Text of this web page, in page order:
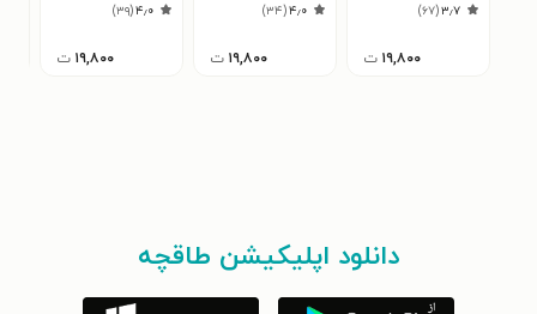
۳٫۷(۶۷)
۱۹,۸۰۰ ت
۴٫۰(۳۴)
۱۹,۸۰۰ ت
۴٫۰(۳۹)
۱۹,۸۰۰ ت
دانلود اپلیکیشن طاقچه